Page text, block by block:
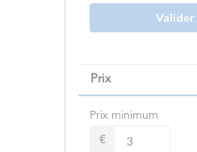
Valider
Prix
Prix minimum
€